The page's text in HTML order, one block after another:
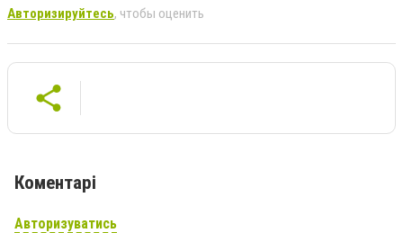
Авторизируйтесь, чтобы оценить
Коментарі
Авторизуватись